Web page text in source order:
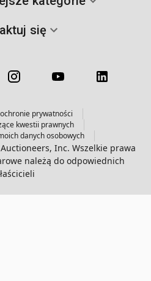
się
prywatności
kwestii prawnych
danych osobowych
Inc. Wszelkie prawa
należą do odpowiednich